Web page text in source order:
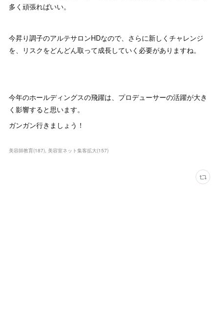
多く頑張ればいい。
今昇り調子のアルテサロンHDなので、さらに新しくチャレンジ
を、リスクをどんどん取って成長していく必要がありますね。
今年のホールディングスの飛躍は、プロデューサーの活躍が大き
く影響すると思います。
ガンガン行きましょう！
美容師教育(187) 美容室ネット集客拡大(157)